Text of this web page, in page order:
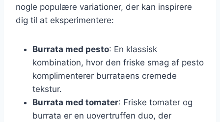
nogle populære variationer, der kan inspirere
dig til at eksperimentere:
Burrata med pesto: En klassisk
kombination, hvor den friske smag af pesto
komplimenterer burrataens cremede
tekstur.
Burrata med tomater: Friske tomater og
burrata er en uovertruffen duo, der